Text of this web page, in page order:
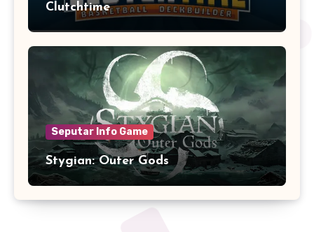
Clutchtime
Seputar Info Game
Stygian: Outer Gods